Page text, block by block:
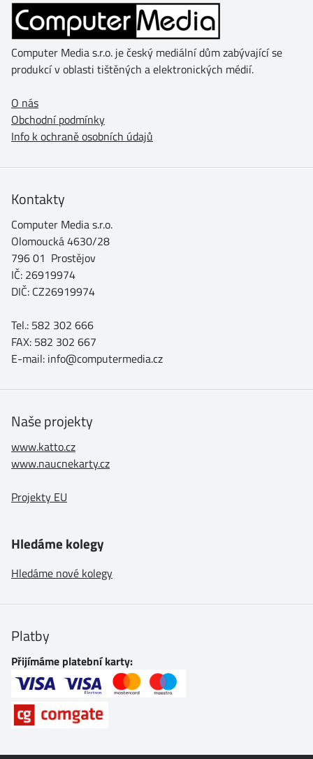
Computer Media s.r.o. je český mediální dům zabývající se
produkcí v oblasti tištěných a elektronických médií.
O nás
Obchodní podmínky
Info k ochraně osobních údajů
Kontakty
Computer Media s.r.o.
Olomoucká 4630/28
796 01 Prostějov
IČ: 26919974
DIČ: CZ26919974
Tel.: 582 302 666
FAX: 582 302 667
E-mail: info@computermedia.cz
Naše projekty
www.katto.cz
www.naucnekarty.cz
Projekty EU
Hledáme kolegy
Hledáme nové kolegy
Platby
Přijímáme platební karty: